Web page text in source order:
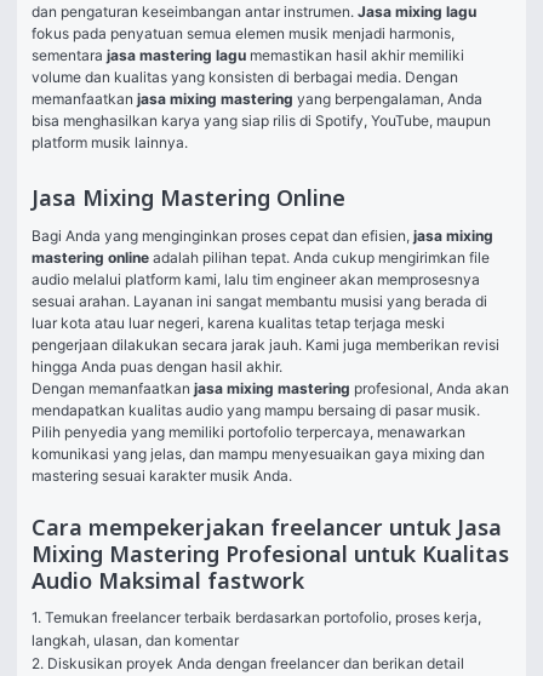
dan pengaturan keseimbangan antar instrumen. Jasa mixing lagu
fokus pada penyatuan semua elemen musik menjadi harmonis,
sementara jasa mastering lagu memastikan hasil akhir memiliki
volume dan kualitas yang konsisten di berbagai media. Dengan
memanfaatkan jasa mixing mastering yang berpengalaman, Anda
bisa menghasilkan karya yang siap rilis di Spotify, YouTube, maupun
platform musik lainnya.
Jasa Mixing Mastering Online
Bagi Anda yang menginginkan proses cepat dan efisien, jasa mixing
mastering online adalah pilihan tepat. Anda cukup mengirimkan file
audio melalui platform kami, lalu tim engineer akan memprosesnya
sesuai arahan. Layanan ini sangat membantu musisi yang berada di
luar kota atau luar negeri, karena kualitas tetap terjaga meski
pengerjaan dilakukan secara jarak jauh. Kami juga memberikan revisi
hingga Anda puas dengan hasil akhir.
Dengan memanfaatkan jasa mixing mastering profesional, Anda akan
mendapatkan kualitas audio yang mampu bersaing di pasar musik.
Pilih penyedia yang memiliki portofolio terpercaya, menawarkan
komunikasi yang jelas, dan mampu menyesuaikan gaya mixing dan
mastering sesuai karakter musik Anda.
Cara mempekerjakan freelancer untuk Jasa
Mixing Mastering Profesional untuk Kualitas
Audio Maksimal fastwork
1. Temukan freelancer terbaik berdasarkan portofolio, proses kerja,
langkah, ulasan, dan komentar
2. Diskusikan proyek Anda dengan freelancer dan berikan detail